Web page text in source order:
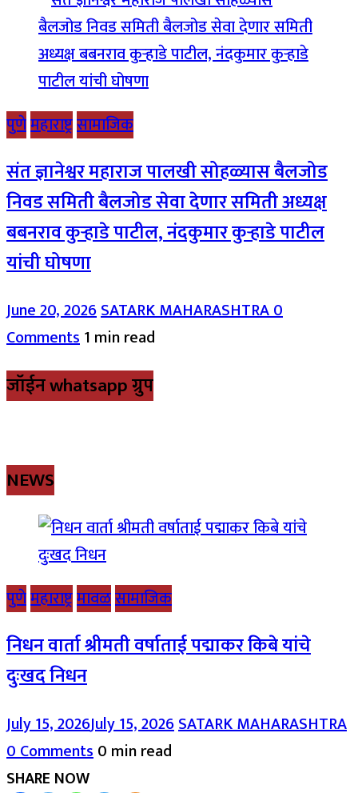
पुणेमहाराष्ट्रसामाजिक
संत ज्ञानेश्वर महाराज पालखी सोहळ्यास बैलजोड
निवड समिती बैलजोड सेवा देणार समिती अध्यक्ष
बबनराव कुऱ्हाडे पाटील, नंदकुमार कुऱ्हाडे पाटील
यांची घोषणा
June 20, 2026SATARK MAHARASHTRA0
Comments1 min read
जॉईन whatsapp ग्रुप
NEWS
पुणेमहाराष्ट्रमावळसामाजिक
निधन वार्ता श्रीमती वर्षाताई पद्माकर किबे यांचे
दुःखद निधन
July 15, 2026July 15, 2026SATARK MAHARASHTRA
0 Comments0 min read
SHARE NOW